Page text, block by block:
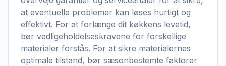
at eventuelle problemer kan løses hurtigt og
effektivt. For at forlænge dit køkkens levetid,
bør vedligeholdelseskravene for forskellige
materialer forstås. For at sikre materialernes
optimale tilstand, bør sæsonbestemte faktorer